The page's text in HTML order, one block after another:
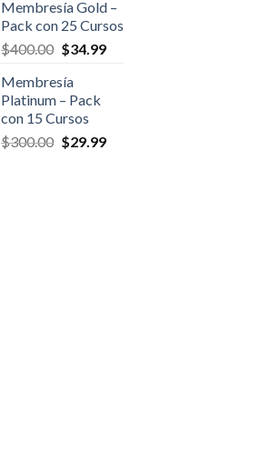
original
era:
$500.00.
actual
es:
$47.00.
Membresía Gold –
Pack con 25 Cursos
$400.00 El
original
era:
$400.00.
$34.99El
Membresía
Platinum – Pack
con 15 Cursos
$300.00 El
$29.99El